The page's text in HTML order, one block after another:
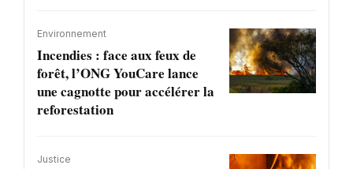
Environnement
Incendies : face aux feux de
forêt, l’ONG YouCare lance
une cagnotte pour accélérer la
reforestation
Justice